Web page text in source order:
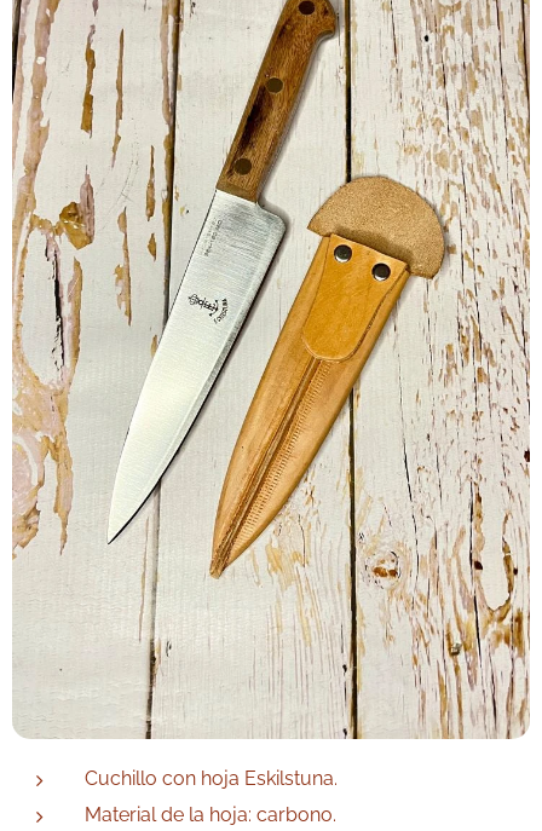
Cuchillo con hoja Eskilstuna.
Material de la hoja: carbono.